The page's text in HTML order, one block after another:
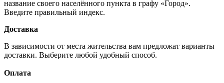
название своего населённого пункта в графу «Город».
Введите правильный индекс.
Доставка
В зависимости от места жительства вам предложат варианты
доставки. Выберите любой удобный способ.
Оплата